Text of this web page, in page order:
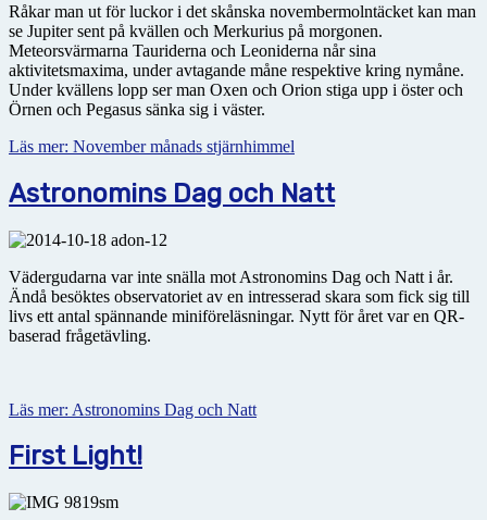
Råkar man ut för luckor i det skånska novembermolntäcket kan man
se Jupiter sent på kvällen och Merkurius på morgonen.
Meteorsvärmarna Tauriderna och Leoniderna når sina
aktivitetsmaxima, under avtagande måne respektive kring nymåne.
Under kvällens lopp ser man Oxen och Orion stiga upp i öster och
Örnen och Pegasus sänka sig i väster.
Läs mer: November månads stjärnhimmel
Astronomins Dag och Natt
Vädergudarna var inte snälla mot Astronomins Dag och Natt i år.
Ändå besöktes observatoriet av en intresserad skara som fick sig till
livs ett antal spännande miniföreläsningar. Nytt för året var en QR-
baserad frågetävling.
Läs mer: Astronomins Dag och Natt
First Light!